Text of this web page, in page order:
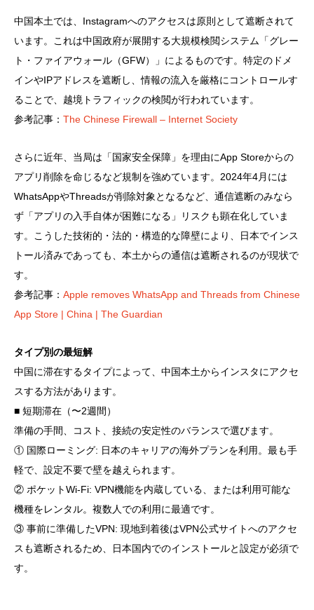
中国本土では、Instagramへのアクセスは原則として遮断されて
います。これは中国政府が展開する大規模検閲システム「グレー
ト・ファイアウォール（GFW）」によるものです。特定のドメ
インやIPアドレスを遮断し、情報の流入を厳格にコントロールす
ることで、越境トラフィックの検閲が行われています。
参考記事： The Chinese Firewall – Internet Society
さらに近年、当局は「国家安全保障」を理由にApp Storeからの
アプリ削除を命じるなど規制を強めています。2024年4月には
WhatsAppやThreadsが削除対象となるなど、通信遮断のみなら
ず「アプリの入手自体が困難になる」リスクも顕在化していま
す。こうした技術的・法的・構造的な障壁により、日本でインス
トール済みであっても、本土からの通信は遮断されるのが現状で
す。
参考記事： Apple removes WhatsApp and Threads from Chinese
App Store | China | The Guardian
タイプ別の最短解
中国に滞在するタイプによって、中国本土からインスタにアクセ
スする方法があります。
■ 短期滞在（〜2週間）
準備の手間、コスト、接続の安定性のバランスで選びます。
① 国際ローミング: 日本のキャリアの海外プランを利用。最も手
軽で、設定不要で壁を越えられます。
② ポケットWi-Fi: VPN機能を内蔵している、または利用可能な
機種をレンタル。複数人での利用に最適です。
③ 事前に準備したVPN: 現地到着後はVPN公式サイトへのアクセ
スも遮断されるため、日本国内でのインストールと設定が必須で
す。